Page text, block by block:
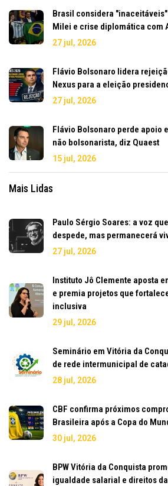
Brasil considera
Milei e crise diplomática com
27 jul, 2026
Flávio Bolsonaro lidera
Nexus para a eleição
27 jul, 2026
Flávio Bolsonaro perde apoio
não bolsonarista, diz Quaest
15 jul, 2026
Mais Lidas
Paulo Sérgio Soares: a voz
despede, mas permanecerá
27 jul, 2026
Instituto Jô Clemente aposta
e premia projetos que
inclusiva
29 jul, 2026
Seminário em Vitória da
de rede intermunicipal de
28 jul, 2026
CBF confirma próximos
Brasileira após a Copa do
30 jul, 2026
BPW Vitória da Conquista
igualdade salarial e direitos